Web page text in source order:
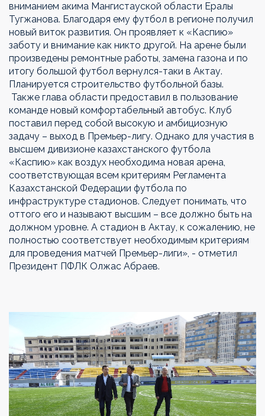
вниманием акима Мангистауской области Ералы
Тугжанова. Благодаря ему футбол в регионе получил
новый виток развития. Он проявляет к «Каспию»
заботу и внимание как никто другой. На арене были
произведены ремонтные работы, замена газона и по
итогу большой футбол вернулся-таки в Актау.
Планируется строительство футбольной базы.
Также глава области предоставил в пользование
команде новый комфортабельный автобус. Клуб
поставил перед собой высокую и амбициозную
задачу – выход в Премьер-лигу. Однако для участия в
высшем дивизионе казахстанского футбола
«Каспию» как воздух необходима новая арена,
соответствующая всем критериям Регламента
Казахстанской Федерации футбола по
инфраструктуре стадионов. Следует понимать, что
оттого его и называют высшим – все должно быть на
должном уровне. А стадион в Актау, к сожалению, не
полностью соответствует необходимым критериям
для проведения матчей Премьер-лиги», - отметил
Президент ПФЛК Олжас Абраев.